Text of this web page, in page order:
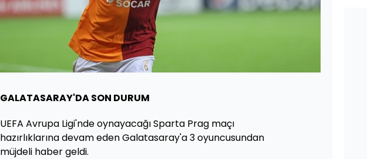
GALATASARAY'DA SON DURUM
UEFA Avrupa Ligi'nde oynayacağı Sparta Prag maçı
hazırlıklarına devam eden Galatasaray'a 3 oyuncusundan
müjdeli haber geldi.